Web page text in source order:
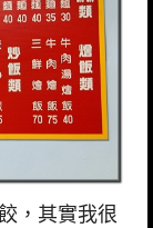
，其實我很